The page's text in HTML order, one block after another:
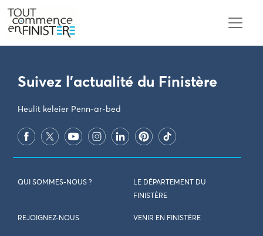
PARAMÈTRES DES COOKIES
Suivez l'actualité du Finistère
Heulit keleier Penn-ar-bed
QUI SOMMES-NOUS ?
LE DÉPARTEMENT DU
FINISTÈRE
REJOIGNEZ-NOUS VENIR EN FINISTÈRE